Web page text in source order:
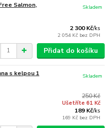
Salmon,
2 300 Kč/ks
2 054 Kč bez DPH
Skladem
Přidat do košíku
s kelpou 1
250 Kč
Ušetříte 61 Kč
189 Kč/ks
169 Kč bez DPH
Skladem